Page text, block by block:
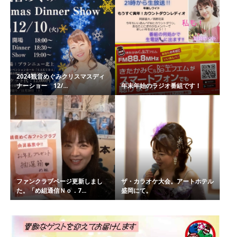
2024観音めぐみクリスマスディ
ナーショー 12/...
年末年始のラジオ番組です！
ファンクラブページ更新しまし
た。「め組通信Ｎｏ．7...
ザ・カラオケ大会。アートホテル
盛岡にて。